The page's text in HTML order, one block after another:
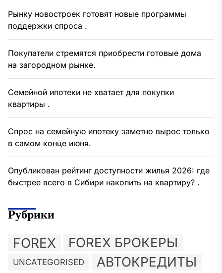
Рынку новостроек готовят новые программы
поддержки спроса .
Покупатели стремятся приобрести готовые дома
на загородном рынке.
Семейной ипотеки не хватает для покупки
квартиры .
Спрос на семейную ипотеку заметно вырос только
в самом конце июня.
Опубликован рейтинг доступности жилья 2026: где
быстрее всего в Сибири накопить на квартиру? .
Рубрики
FOREX FOREX БРОКЕРЫ
UNCATEGORISED АВТОКРЕДИТЫ